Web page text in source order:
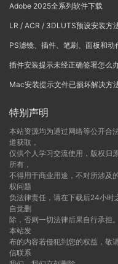
Adobe 2025全系列软件下载
LR / ACR / 3DLUTS预设安装方
PS滤镜、插件、笔刷、面板和动
插件安装提示未经正确签署怎么
Mac安装提示文件已损坏解决方
特别声明
本站资源均为通过网络等公开合
道获取，
仅供个人学习交流使用，版权归
所有，
不得用于商业用途，不对所涉及
权问题
负法律责任，请在下载后24小时
自觉删
除，否则一切法律后果自行承担
本站发
布的内容若侵犯到您的权益，敬
信联系